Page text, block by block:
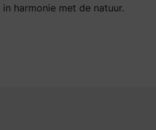
harmonie met de natuur.